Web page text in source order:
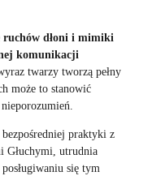
ruchów dłoni i mimiki
komunikacji
twarzy tworzą pełny
może to stanowić
praktyki z
Głuchymi, utrudnia
się tym